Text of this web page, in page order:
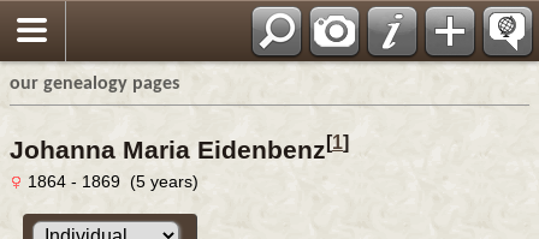
our genealogy pages
Johanna Maria Eidenbenz [1]
1864 - 1869 (5 years)